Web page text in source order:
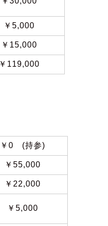
￥5,000
￥15,000
￥119,000
￥0 (持参)
￥55,000
￥22,000
￥5,000